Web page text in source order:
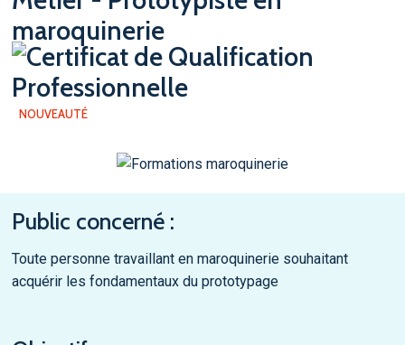
maroquinerie
NOUVEAUTÉ
Public concerné :
Toute personne travaillant en maroquinerie souhaitant
acquérir les fondamentaux du prototypage